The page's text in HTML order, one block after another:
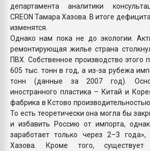
департамента аналитики
CREON Тамара Хазова. В итоге
изменятся.
Однако нам пока не до экологии.
ремонтирующая жилье страна
ПВХ. Собственное производство этого
605 тыс. тонн в год, а из-за рубежа
тонн (данные за 2007 год).
иностранного пластика – Китай и
фабрика в Кстово производительностью
То есть теоретически она могла бы
и избавить Россию от импорта,
заработает только через 2–3
Хазова. Кроме того,